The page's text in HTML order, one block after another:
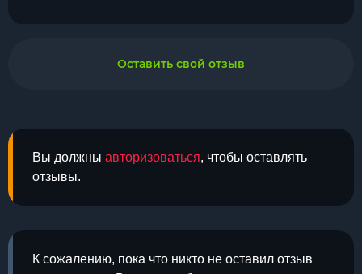
Вы должны авторизоваться, чтобы оставлять
отзывы.
К сожалению, пока что никто не оставил отзыв
Оставить свой отзыв